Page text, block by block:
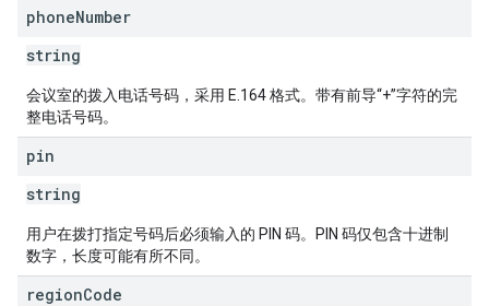
phoneNumber
string
会议室的拨入电话号码，采用 E.164 格式。带有前导“+”字符的完
整电话号码。
pin
string
用户在拨打指定号码后必须输入的 PIN 码。PIN 码仅包含十进制
数字，长度可能有所不同。
regionCode